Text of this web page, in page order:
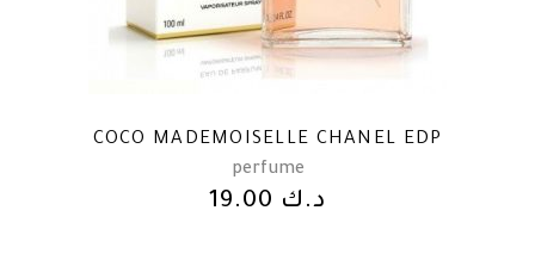
COCO MADEMOISELLE CHANEL EDP
perfume
د.ك